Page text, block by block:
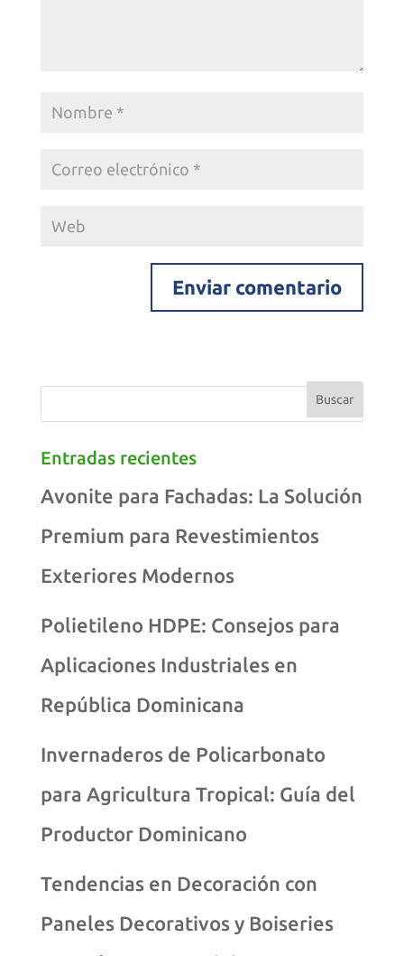
Entradas recientes
Avonite para Fachadas: La Solución
Premium para Revestimientos
Exteriores Modernos
Polietileno HDPE: Consejos para
Aplicaciones Industriales en
República Dominicana
Invernaderos de Policarbonato
para Agricultura Tropical: Guía del
Productor Dominicano
Tendencias en Decoración con
Paneles Decorativos y Boiseries